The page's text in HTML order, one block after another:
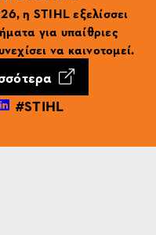
η STIHL εξελίσσει
για υπαίθριες
να καινοτομεί.
#STIHL